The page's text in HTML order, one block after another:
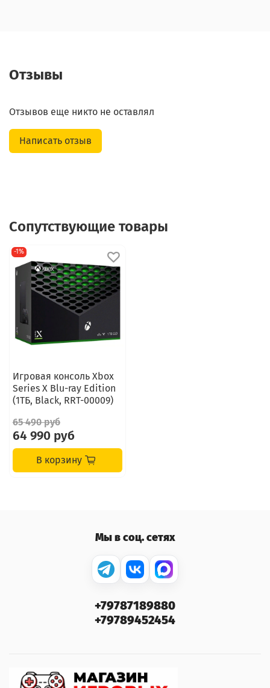
Отзывы
Отзывов еще никто не оставлял
Написать отзыв
Сопутствующие товары
-1%
Игровая консоль Xbox
Series X Blu-ray Edition
(1ТБ, Black, RRT-00009)
65 490 руб
64 990 руб
В корзину
Мы в соц. сетях
+79787189880
+79789452454